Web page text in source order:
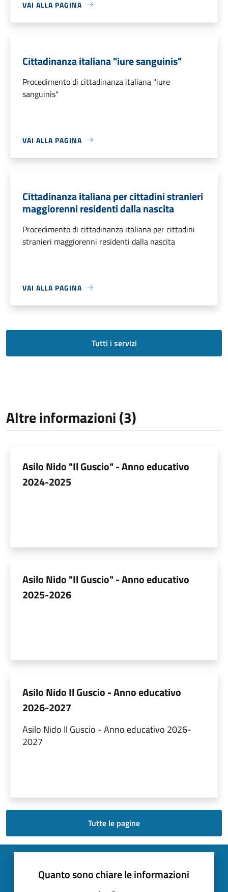
VAI ALLA PAGINA
Cittadinanza italiana "iure sanguinis"
Procedimento di cittadinanza italiana "iure
sanguinis"
VAI ALLA PAGINA
Cittadinanza italiana per cittadini stranieri
maggiorenni residenti dalla nascita
Procedimento di cittadinanza italiana per cittadini
stranieri maggiorenni residenti dalla nascita
VAI ALLA PAGINA
Tutti i servizi
Altre informazioni (3)
Asilo Nido "Il Guscio" - Anno educativo
2024-2025
Asilo Nido "Il Guscio" - Anno educativo
2025-2026
Asilo Nido Il Guscio - Anno educativo
2026-2027
Asilo Nido Il Guscio - Anno educativo 2026-
2027
Tutte le pagine
Quanto sono chiare le informazioni